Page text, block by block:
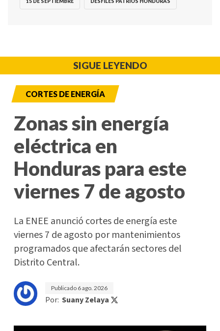
SIGUE LEYENDO
CORTES DE ENERGÍA
Zonas sin energía
eléctrica en
Honduras para este
viernes 7 de agosto
La ENEE anunció cortes de energía este
viernes 7 de agosto por mantenimientos
programados que afectarán sectores del
Distrito Central.
Publicado 6 ago. 2026
Por: Suany Zelaya